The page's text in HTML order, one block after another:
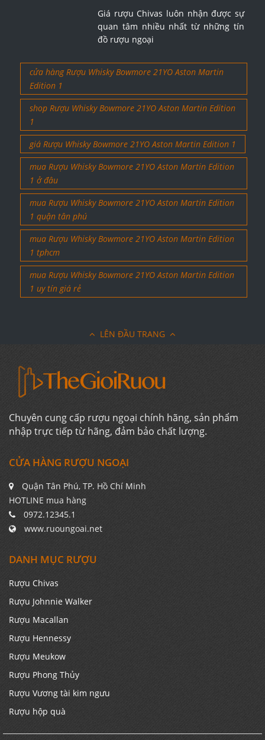
Giá rượu Chivas luôn nhận được sự
quan tâm nhiều nhất từ những tín
đồ rượu ngoại
cửa hàng Rượu Whisky Bowmore 21YO Aston Martin
Edition 1
shop Rượu Whisky Bowmore 21YO Aston Martin Edition
1
giá Rượu Whisky Bowmore 21YO Aston Martin Edition 1
mua Rượu Whisky Bowmore 21YO Aston Martin Edition
1 ở đâu
mua Rượu Whisky Bowmore 21YO Aston Martin Edition
1 quận tân phú
mua Rượu Whisky Bowmore 21YO Aston Martin Edition
1 tphcm
mua Rượu Whisky Bowmore 21YO Aston Martin Edition
1 uy tín giá rẻ
LÊN ĐẦU TRANG
Chuyên cung cấp rượu ngoại chính hãng, sản phẩm
nhập trực tiếp từ hãng, đảm bảo chất lượng.
CỬA HÀNG RƯỢU NGOẠI
Quận Tân Phú, TP. Hồ Chí Minh
HOTLINE mua hàng
0972.12345.1
www.ruoungoai.net
DANH MỤC RƯỢU
Rượu Chivas
Rượu Johnnie Walker
Rượu Macallan
Rượu Hennessy
Rượu Meukow
Rượu Phong Thủy
Rượu Vương tài kim ngưu
Rượu hộp quà